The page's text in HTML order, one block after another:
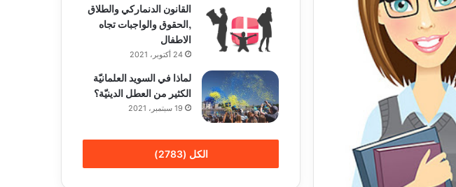
القانون الدنماركي والطلاق
,الحقوق والواجبات تجاه
الاطفال
24 أكتوبر، 2021
لماذا في السويد العلمانيّة
الكثير من العطل الدينيّة؟
19 سبتمبر، 2021
الكل (2783)